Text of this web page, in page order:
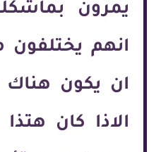
يمرون
انهم يختلفون
ان يكون هناك
الاذا كان